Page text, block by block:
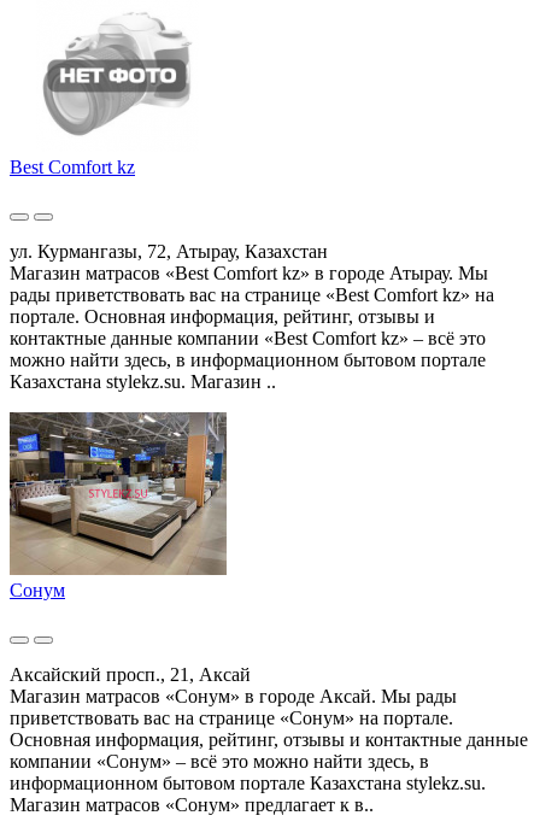
Best Comfort kz
ул. Курмангазы, 72, Атырау, Казахстан
Магазин матрасов «Best Comfort kz» в городе Атырау. Мы
рады приветствовать вас на странице «Best Comfort kz» на
портале. Основная информация, рейтинг, отзывы и
контактные данные компании «Best Comfort kz» – всё это
можно найти здесь, в информационном бытовом портале
Казахстана stylekz.su. Магазин ..
Сонум
Аксайский просп., 21, Аксай
Магазин матрасов «Сонум» в городе Аксай. Мы рады
приветствовать вас на странице «Сонум» на портале.
Основная информация, рейтинг, отзывы и контактные данные
компании «Сонум» – всё это можно найти здесь, в
информационном бытовом портале Казахстана stylekz.su.
Магазин матрасов «Сонум» предлагает к в..